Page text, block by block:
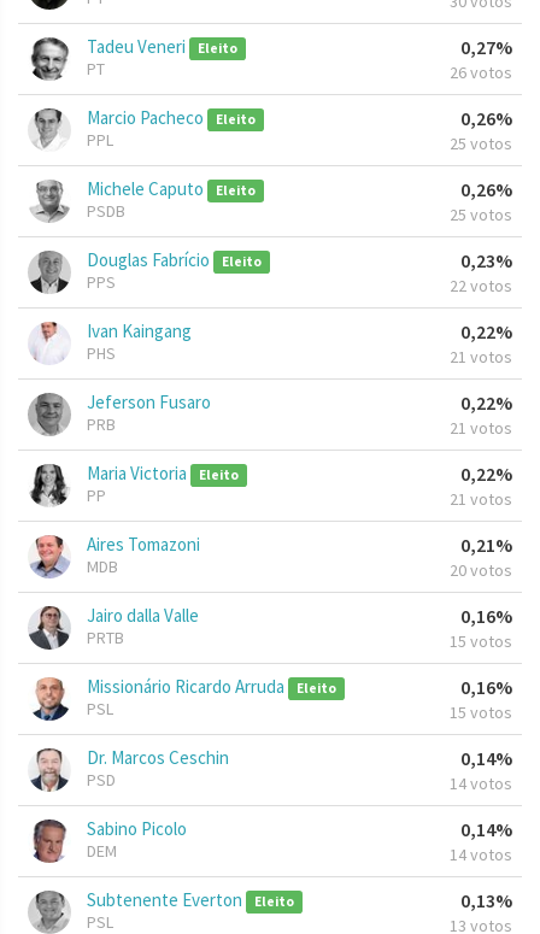
Tadeu Veneri Eleito
PT
0,27%
26 votos
Marcio Pacheco Eleito
PPL
0,26%
25 votos
Michele Caputo Eleito
PSDB
0,26%
25 votos
Douglas Fabrício Eleito
PPS
0,23%
22 votos
Ivan Kaingang
PHS
0,22%
21 votos
Jeferson Fusaro
PRB
0,22%
21 votos
Maria Victoria Eleito
PP
0,22%
21 votos
Aires Tomazoni
MDB
0,21%
20 votos
Jairo dalla Valle
PRTB
0,16%
15 votos
Missionário Ricardo Arruda Eleito
PSL
0,16%
15 votos
Dr. Marcos Ceschin
PSD
0,14%
14 votos
Sabino Picolo
DEM
0,14%
14 votos
Subtenente Everton Eleito
PSL
0,13%
13 votos